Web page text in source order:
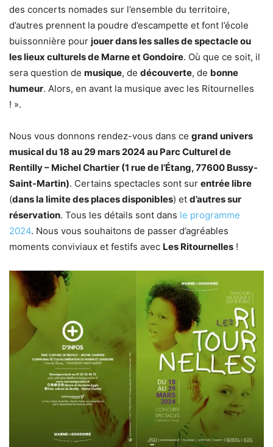
des concerts nomades sur l’ensemble du territoire,
d’autres prennent la poudre d’escampette et font l’école
buissonnière pour jouer dans les salles de spectacle ou
les lieux culturels de Marne et Gondoire. Où que ce soit, il
sera question de musique, de découverte, de bonne
humeur. Alors, en avant la musique avec les Ritournelles
! ».
Nous vous donnons rendez-vous dans ce grand univers
musical du 18 au 29 mars 2024 au Parc Culturel de
Rentilly – Michel Chartier (1 rue de l’Étang, 77600 Bussy-
Saint-Martin). Certains spectacles sont sur entrée libre
(dans la limite des places disponibles) et d’autres sur
réservation. Tous les détails sont dans le programme
2024. Nous vous souhaitons de passer d’agréables
moments conviviaux et festifs avec Les Ritournelles !